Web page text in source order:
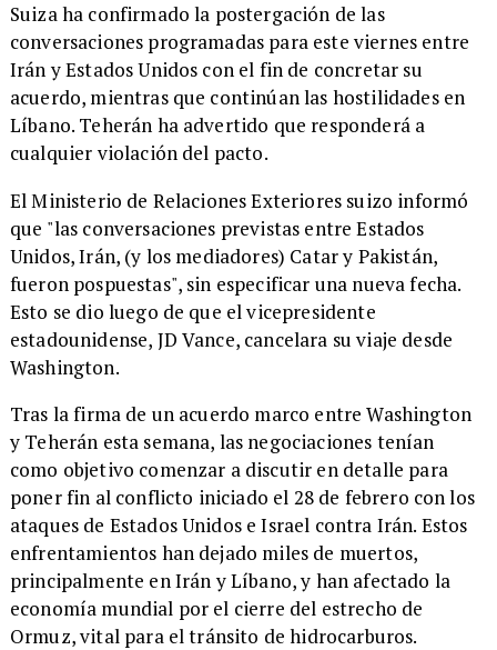
Suiza ha confirmado la postergación de las
conversaciones programadas para este viernes entre
Irán y Estados Unidos con el fin de concretar su
acuerdo, mientras que continúan las hostilidades en
Líbano. Teherán ha advertido que responderá a
cualquier violación del pacto.
El Ministerio de Relaciones Exteriores suizo informó
que "las conversaciones previstas entre Estados
Unidos, Irán, (y los mediadores) Catar y Pakistán,
fueron pospuestas", sin especificar una nueva fecha.
Esto se dio luego de que el vicepresidente
estadounidense, JD Vance, cancelara su viaje desde
Washington.
Tras la firma de un acuerdo marco entre Washington
y Teherán esta semana, las negociaciones tenían
como objetivo comenzar a discutir en detalle para
poner fin al conflicto iniciado el 28 de febrero con los
ataques de Estados Unidos e Israel contra Irán. Estos
enfrentamientos han dejado miles de muertos,
principalmente en Irán y Líbano, y han afectado la
economía mundial por el cierre del estrecho de
Ormuz, vital para el tránsito de hidrocarburos.